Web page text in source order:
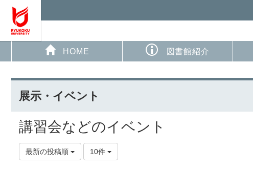
HOME 図書館紹介
展示・イベント
講習会などのイベント
最新の投稿順 10件